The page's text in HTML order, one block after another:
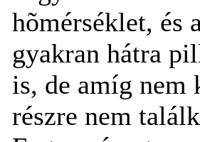
hõmérséklet, és
gyakran hátra
is, de amíg nem
részre nem